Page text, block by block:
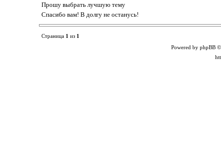
Прошу выбрать лучшую тему
Спасибо вам! В долгу не останусь!
Страница 1 из 1
Powered by phpBB